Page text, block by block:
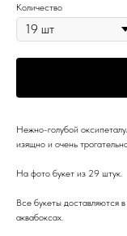
Количество
Нежно-голубой
изящно и очень
На фото букет из 29 штук.
Все букеты доставляются
аквабоксах.